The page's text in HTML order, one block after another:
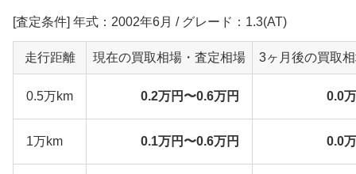
[査定条件] 年式：2002年6月 / グレード：1.3(AT)
走行距離 現在の買取相場・査定相場 3ヶ月後の買取
0.5万km 0.2万円〜0.6万円 0.0
1万km 0.1万円〜0.6万円 0.0